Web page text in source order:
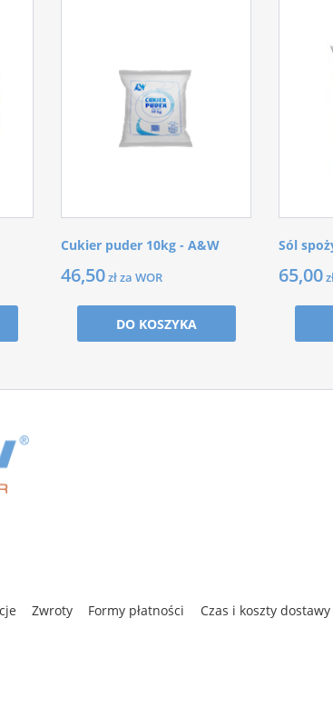
Cukier puder 10kg - A&W
46,50zł za WOR
DO KOSZYKA
Sól
65,00
Zwroty Formy płatności Czas i koszty dostawy